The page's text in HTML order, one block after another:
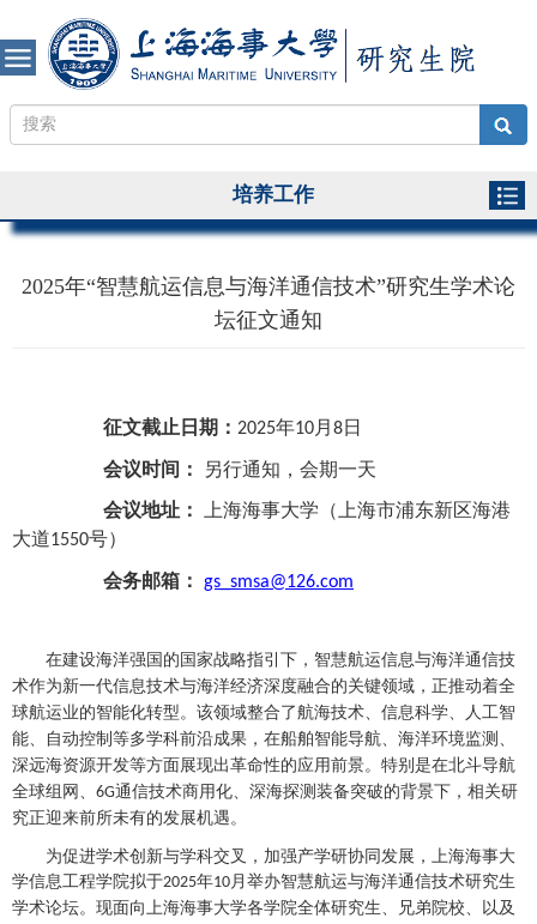
培养工作
2025年“智慧航运信息与海洋通信技术”研究生学术论
坛征文通知
征文截止日期 ： 2025年10月 8日
会议时间： 另行通知 ，会期一天
会议地址：
上海海事大学（上海市浦东新区海港
大道1550号）
会务邮箱： gs_smsa@126.com
在建设海洋强国的国家战略指引下，智慧航运信息与海洋通信技
术作为新一代信息技术与海洋经济深度融合的关键领域，正推动着全
球航运业的智能化转型。该领域整合了航海技术、信息科学、人工智
能、自动控制等多学科前沿成果，在船舶智能导航、海洋环境监测、
深远海资源开发等方面展现出革命性的应用前景。特别是在北斗导航
全球组网、 6G通信技术商用化、深海探测装备突破的背景下，相关研
究正迎来前所未有的发展机遇。
为促进学术创新与学科交叉，加强产学研协同发展，上海海事大
学信息工程学院拟于2025年10月举办智慧航运与海洋通信技术研究生
学术论坛。 现面向上海海事大学各学院全体研究生、兄弟院校、以及